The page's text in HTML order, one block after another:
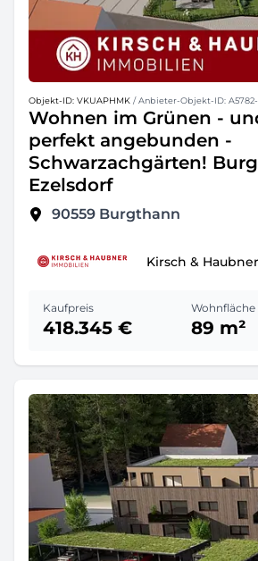
Objekt-ID: VKUAPHMK / Anbieter-Objekt-ID: A5782-
Wohnen im Grünen -
perfekt angebunden -
Schwarzachgärten!
Ezelsdorf
90559 Burgthann
Kirsch & Haubner
Kaufpreis
418.345 €
Wohnfläche
89 m²